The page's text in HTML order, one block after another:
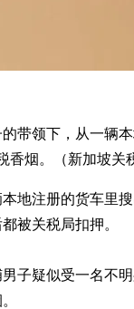
带领下，从一辆
香烟。（新加坡关
地注册的货车里搜
被关税局扣押。
子疑似受一名不